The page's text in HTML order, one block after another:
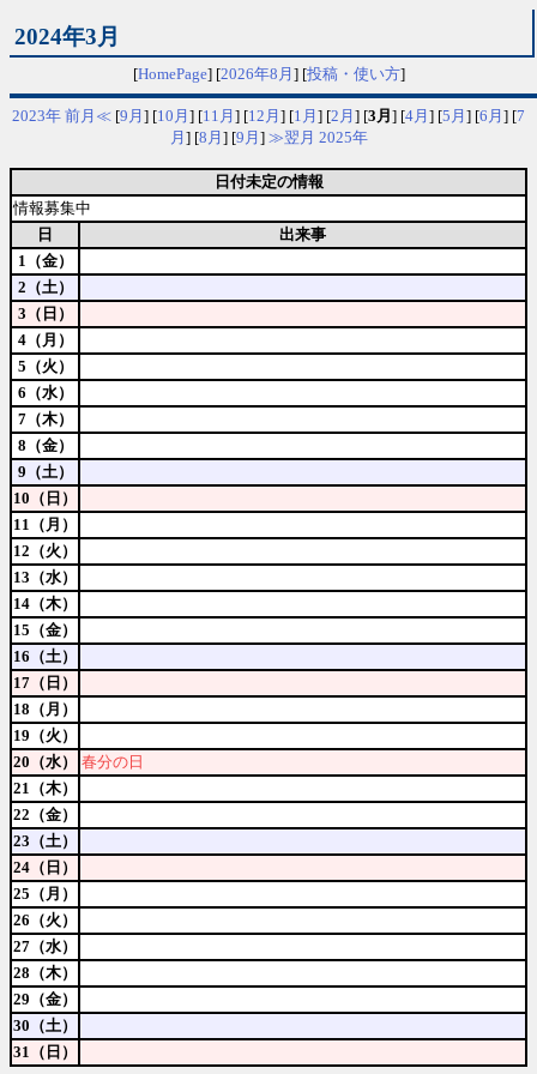
2024年3月
[HomePage] [2026年8月 ] [投稿・使い方]
2023年 前月≪ [9月 ] [10月 ] [11月 ] [12月 ] [1月 ] [2月 ] [3月 ] [4月 ] [5月 ] [6月 ] [7
月 ] [8月 ] [9月 ] ≫翌月 2025年
日付未定の情報
情報募集中
日
出来事
1（金）
2（土）
3（日）
4（月）
5（火）
6（水）
7（木）
8（金）
9（土）
10（日）
11（月）
12（火）
13（水）
14（木）
15（金）
16（土）
17（日）
18（月）
19（火）
20（水）
春分の日
21（木）
22（金）
23（土）
24（日）
25（月）
26（火）
27（水）
28（木）
29（金）
30（土）
31（日）